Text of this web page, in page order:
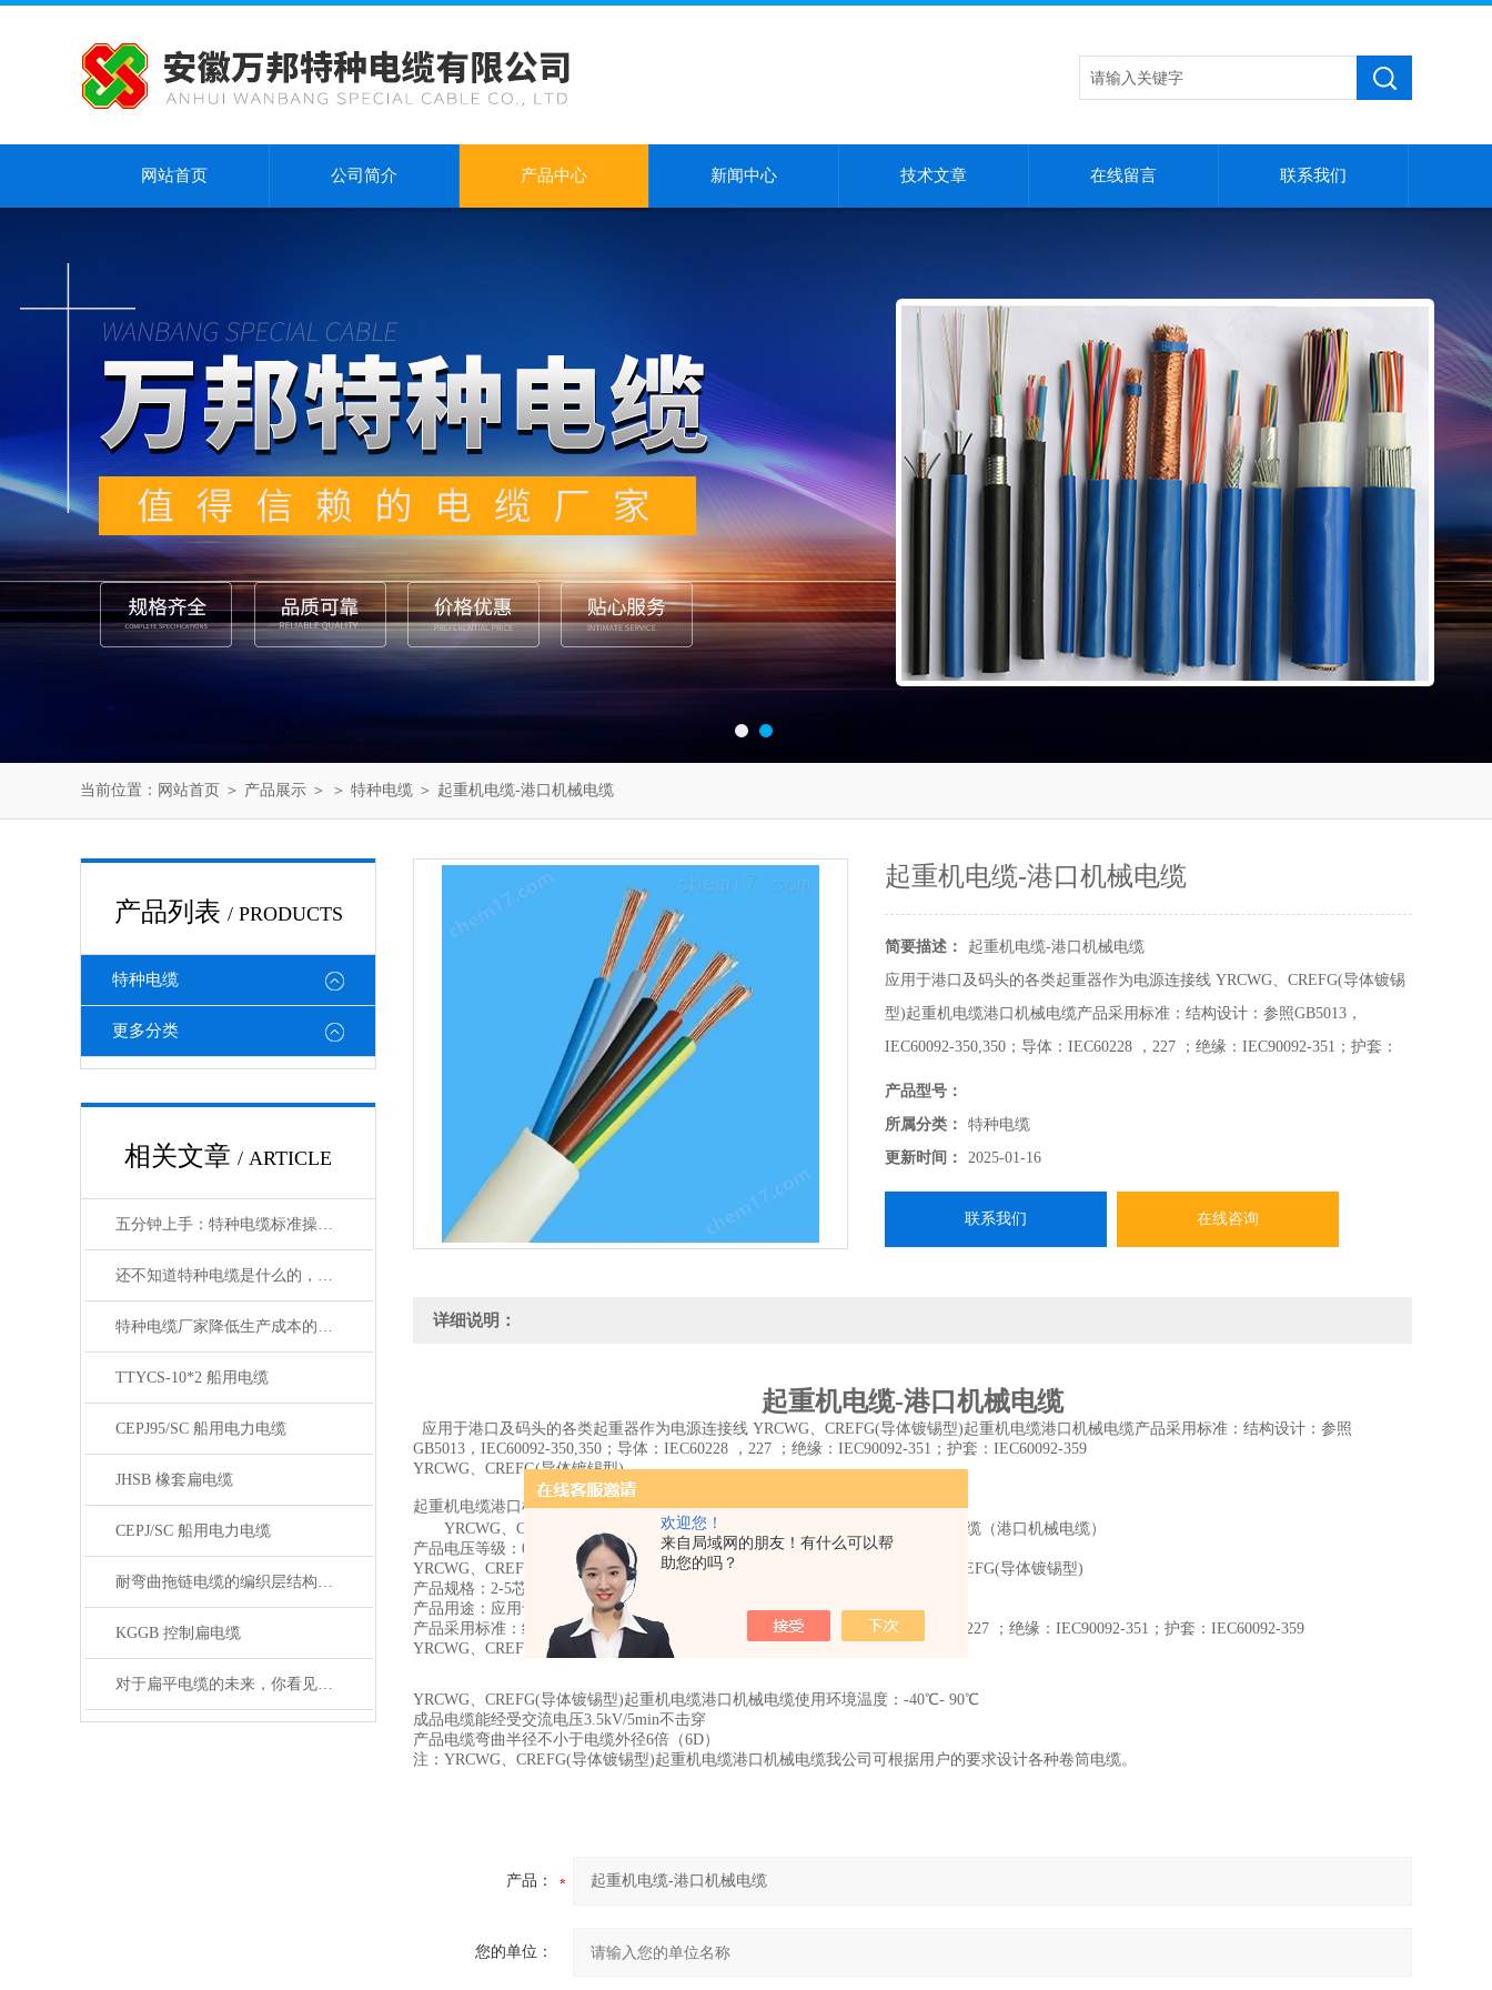
欢迎您！
来自局域网的朋友！有什么可以帮
助您的吗？
网站首页 公司简介 产品中心 新闻中心 技术文章 在线留言 联系我们
当前位置： 网站首页 ＞ 产品展示 ＞ ＞ 特种电缆 ＞ 起重机电缆-港口机械电缆
产品列表 / PRODUCTS
特种电缆
更多分类
相关文章 / ARTICLE
五分钟上手：特种电缆标准操作流程详解
还不知道特种电缆是什么的，请看这里！
特种电缆厂家降低生产成本的合理手段
TTYCS-10*2 船用电缆
CEPJ95/SC 船用电力电缆
JHSB 橡套扁电缆
CEPJ/SC 船用电力电缆
耐弯曲拖链电缆的编织层结构有哪几种
KGGB 控制扁电缆
对于扁平电缆的未来，你看见希望了吗？
起重机电缆-港口机械电缆
简要描述：
起重机电缆-港口机械电缆
应用于港口及码头的各类起重器作为电源连接线 YRCWG、CREFG(导体镀锡
型)起重机电缆港口机械电缆产品采用标准：结构设计：参照GB5013，
IEC60092-350,350；导体：IEC60228 ，227 ；绝缘：IEC90092-351；护套：
IEC60092-359
YRCWG、CREFG(导体镀锡型)起重机电缆港口机械电缆
产品型号：
所属分类：
特种电缆
更新时间：
2025-01-16
联系我们 在线咨询
详细说明：
起重机电缆-港口机械电缆
应用于港口及码头的各类起重器作为电源连接线 YRCWG、CREFG(导体镀锡型)起重机电缆港口机械电缆产品采用标准：结构设计：参照
GB5013，IEC60092-350,350；导体：IEC60228 ，227 ；绝缘：IEC90092-351；护套：IEC60092-359
YRCWG、CREFG(导体镀锡型)
起重机电缆港口机械电缆的详细介绍
YRCWG、CREFG(导体镀锡型)起重机电缆港口机械电缆产品名称：起重器电缆（港口机械电缆）
产品电压等级：0.6/KV
YRCWG、CREFG(导体镀锡型)起重机电缆港口机械电缆产品型号：YRCWG、CREFG(导体镀锡型)
产品规格：2-5芯 ，1.5~240MM2
产品用途：应用于港口及码头的各类起重器作为电源连接线
产品采用标准：结构设计：参照GB5013，IEC60092-350,350；导体：IEC60228 ，227 ；绝缘：IEC90092-351；护套：IEC60092-359
YRCWG、CREFG(导体镀锡型)起重机电缆港口机械电缆产品结构示意图：
YRCWG、CREFG(导体镀锡型)起重机电缆港口机械电缆使用环境温度：-40℃- 90℃
成品电缆能经受交流电压3.5kV/5min不击穿
产品电缆弯曲半径不小于电缆外径6倍（6D）
注：YRCWG、CREFG(导体镀锡型)起重机电缆港口机械电缆我公司可根据用户的要求设计各种卷筒电缆。
产品：
您的单位：